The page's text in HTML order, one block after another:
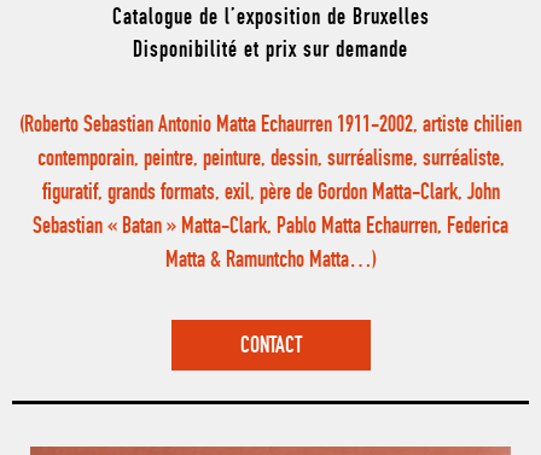
Catalogue de l’exposition de Bruxelles
Disponibilité et prix sur demande
(Roberto Sebastian Antonio Matta Echaurren 1911-2002, artiste chilien
contemporain, peintre, peinture, dessin, surréalisme, surréaliste,
figuratif, grands formats, exil, père de Gordon Matta-Clark, John
Sebastian « Batan » Matta-Clark, Pablo Matta Echaurren, Federica
Matta & Ramuntcho Matta…)
CONTACT